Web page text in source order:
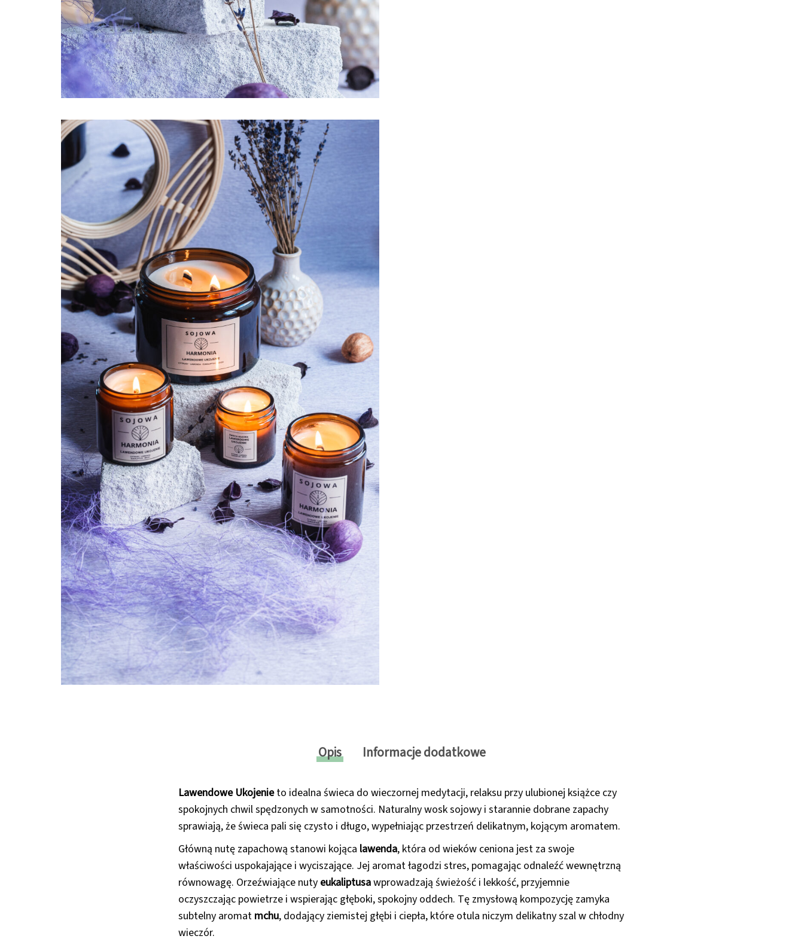
Opis Informacje dodatkowe
Lawendowe Ukojenieto idealna świeca do wieczornej medytacji, relaksu przy ulubionej książce czy
spokojnych chwil spędzonych w samotności. Naturalny wosk sojowy i starannie dobrane zapachy
sprawiają, że świeca pali się czysto i długo, wypełniając przestrzeń delikatnym, kojącym aromatem.
Główną nutę zapachową stanowi kojąca lawenda, która od wieków ceniona jest za swoje
właściwości uspokajające i wyciszające. Jej aromat łagodzi stres, pomagając odnaleźć wewnętrzną
równowagę. Orzeźwiające nuty eukaliptusawprowadzają świeżość i lekkość, przyjemnie
oczyszczając powietrze i wspierając głęboki, spokojny oddech. Tę zmysłową kompozycję zamyka
subtelny aromat mchu, dodający ziemistej głębi i ciepła, które otula niczym delikatny szal w chłodny
wieczór.